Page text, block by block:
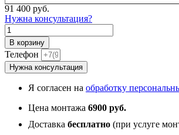
91 400 руб.
Нужна консультация?
Количество
товара
NVK
Спектр
-
графит
Шагрень
В корзину
Телефон
Нужна консультация
Я согласен на обработку
Цена монтажа 6900 руб.
Доставка бесплатно (при услуге